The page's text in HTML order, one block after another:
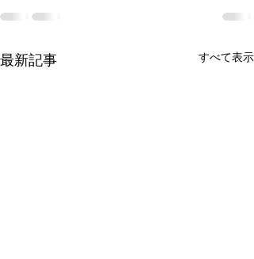
最新記事 すべて表示